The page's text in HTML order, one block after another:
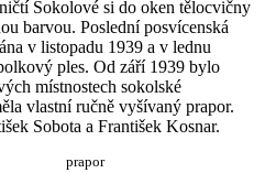
Sokolové si do oken tělocvičny
barvou. Poslední posvícenská
v listopadu 1939 a v lednu
ples. Od září 1939 bylo
místnostech sokolské
vlastní ručně vyšívaný prapor.
Sobota a František Kosnar.